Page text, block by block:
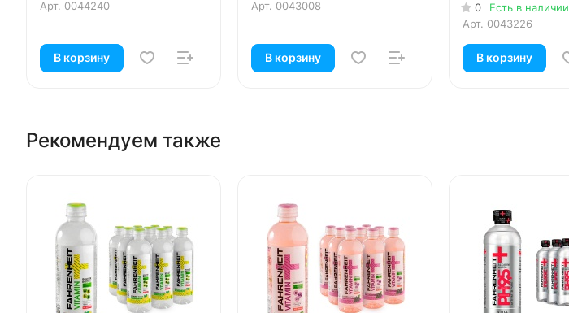
Арт. 0044240
В корзину
Арт. 0043008
В корзину
0
Есть в наличии
Арт. 0043226
В корзину
Рекомендуем также